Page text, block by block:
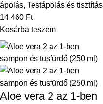
ápolás, Testápolás és tisztítás
14 460 Ft
Kosárba teszem
Aloe vera 2 az 1-ben